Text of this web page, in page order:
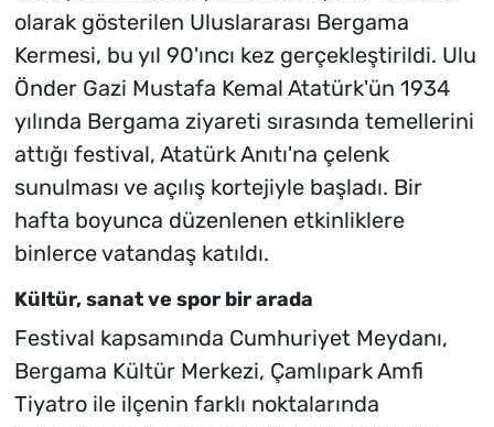
olarak gösterilen Uluslararası Bergama
Kermesi, bu yıl 90'ıncı kez gerçekleştirildi. Ulu
Önder Gazi Mustafa Kemal Atatürk'ün 1934
yılında Bergama ziyareti sırasında temellerini
attığı festival, Atatürk Anıtı'na çelenk
sunulması ve açılış kortejiyle başladı. Bir
hafta boyunca düzenlenen etkinliklere
binlerce vatandaş katıldı.
Kültür, sanat ve spor bir arada
Festival kapsamında Cumhuriyet Meydanı,
Bergama Kültür Merkezi, Çamlıpark Amfi
Tiyatro ile ilçenin farklı noktalarında